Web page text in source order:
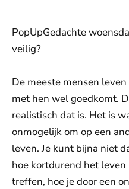
PopUpGedachte
veilig?
De meeste mensen
met hen wel goedkomt.
realistisch dat is. Het is
onmogelijk om op een
leven. Je kunt bijna niet
hoe kortdurend het leven
treffen, hoe je door een